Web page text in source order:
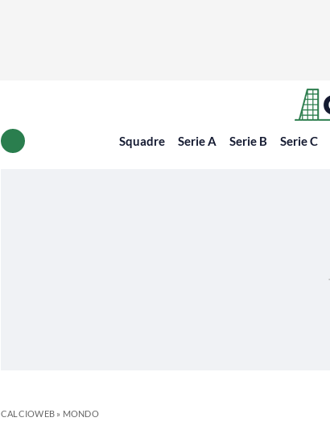
Squadre Serie A Serie B Serie C
CALCIOWEB» MONDO